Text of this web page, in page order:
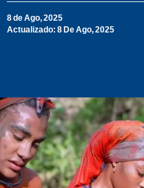
8 de Ago, 2025
Actualizado: 8 De Ago, 2025